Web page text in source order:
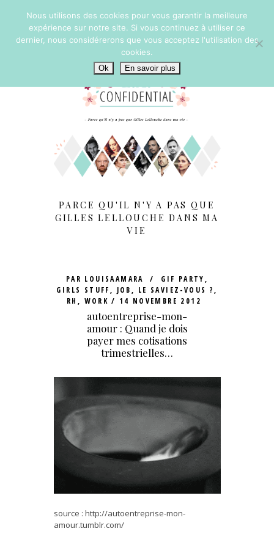
PARCE QU'IL N'Y A PAS QUE
GILLES LELLOUCHE DANS MA
VIE
PAR LOUISAAMARA GIF PARTY,
GIRLS STUFF, JOB, LE SAVIEZ-VOUS ?,
RH , WORK 14 NOVEMBRE 2012
autoentreprise-mon-
amour : Quand je dois
payer mes cotisations
trimestrielles…
source : http://autoentreprise-mon-
amour.tumblr.com/
Nous utilisons des cookies pour vous garantir la meilleure
expérience sur notre site. Si vous continuez à utiliser ce
dernier, nous considérerons que vous acceptez l'utilisation des
cookies.
Ok En savoir plus